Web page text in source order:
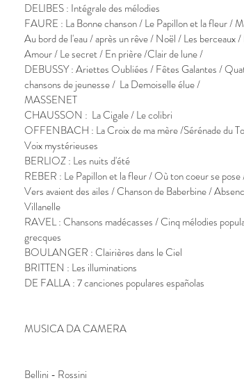
DELIBES : Intégrale des mélodies
FAURE : La Bonne chanson / Le Papillon et la fleur /
Au bord de l'eau / après un rêve / Noël / Les berceaux
Amour / Le secret / En prière /Clair de lune /
DEBUSSY : Ariettes Oubliées / Fêtes Galantes /
chansons de jeunesse / La Demoiselle élue /
MASSENET
CHAUSSON : La Cigale / Le colibri
OFFENBACH : La Croix de ma mère /Sérénade du
Voix mystérieuses
BERLIOZ : Les nuits d'été
REBER : Le Papillon et la fleur / Où ton coeur se pose
Vers avaient des ailes / Chanson de Baberbine /
Villanelle
RAVEL : Chansons madécasses / Cinq mélodies
grecques
BOULANGER : Clairières dans le Ciel
BRITTEN : Les illuminations
DE FALLA : 7 canciones populares españolas
MUSICA DA CAMERA
Bellini - Rossini